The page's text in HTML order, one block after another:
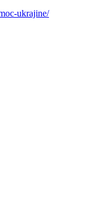
ukrajine/